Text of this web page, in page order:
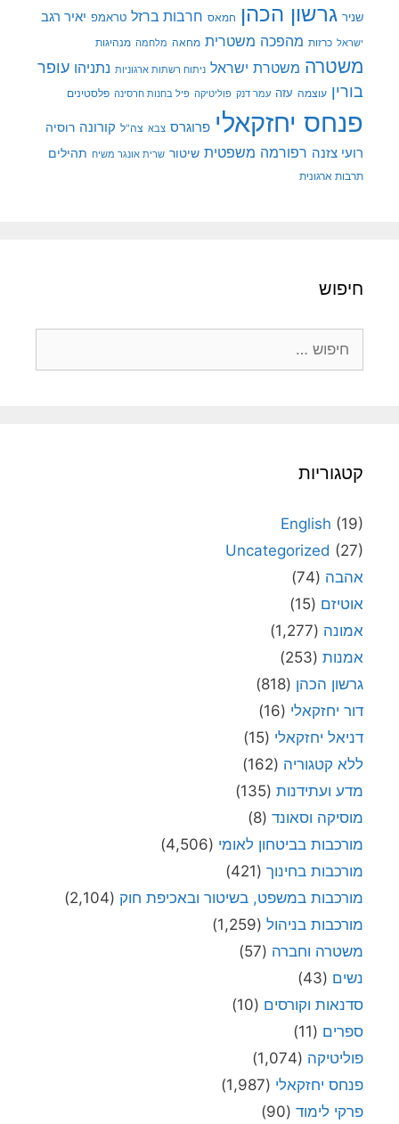
שניר גרשון הכהן חמאס חרבות ברזל טראמפ יאיר רגב
ישראל כרזות מהפכה משטרית מחאה מלחמה מנהיגות
משטרה משטרת ישראל ניתוח רשתות ארגוניות נתניהו עופר
בורין עוצמה עזה עמר דנק פוליטיקה פיל בחנות חרסינה פלסטינים
פנחס יחזקאלי פרוגרס צבא צה"ל קורונה רוסיה
רועי צזנה רפורמה משפטית שיטור שרית אונגר משיח תהילים
תרבות ארגונית
חיפוש
קטגוריות
English (19)
Uncategorized (27)
אהבה (74)
אוטיזם (15)
אמונה (1,277)
אמנות (253)
גרשון הכהן (818)
דור יחזקאלי (16)
דניאל יחזקאלי (15)
ללא קטגוריה (162)
מדע ועתידנות (135)
מוסיקה וסאונד (8)
מורכבות בביטחון לאומי (4,506)
מורכבות בחינוך (421)
מורכבות במשפט, בשיטור ובאכיפת חוק (2,104)
מורכבות בניהול (1,259)
משטרה וחברה (57)
נשים (43)
סדנאות וקורסים (10)
ספרים (11)
פוליטיקה (1,074)
פנחס יחזקאלי (1,987)
פרקי לימוד (90)